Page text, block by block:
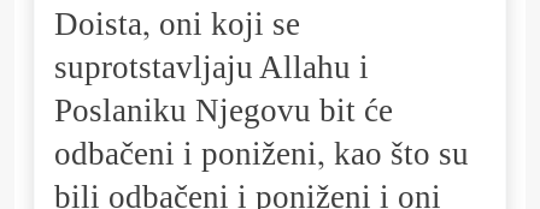
Doista, oni koji se
suprotstavljaju Allahu i
Poslaniku Njegovu bit će
odbačeni i poniženi, kao što su